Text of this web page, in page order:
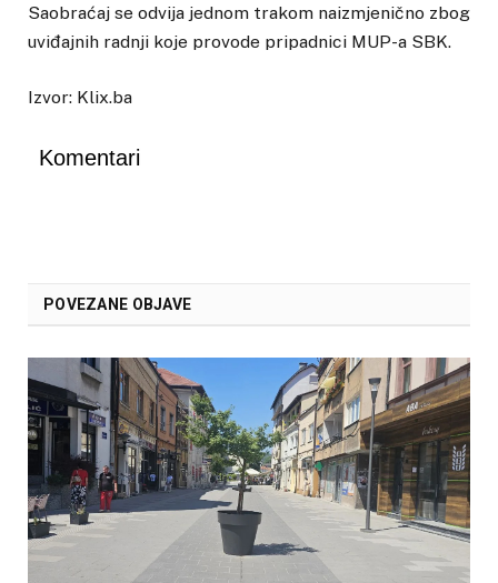
Saobraćaj se odvija jednom trakom naizmjenično zbog
uviđajnih radnji koje provode pripadnici MUP-a SBK.
Izvor: Klix.ba
Komentari
POVEZANE OBJAVE